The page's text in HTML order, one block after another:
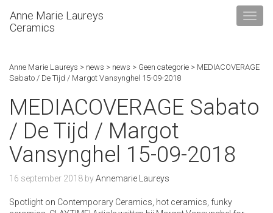
Anne Marie Laureys
Ceramics
Anne Marie Laureys > news > news > Geen categorie > MEDIACOVERAGE
Sabato / De Tijd / Margot Vansynghel 15-09-2018
MEDIACOVERAGE Sabato
/ De Tijd / Margot
Vansynghel 15-09-2018
16 september 2018 byAnnemarie Laureys
Spotlight on Contemporary Ceramics, hot ceramics, funky